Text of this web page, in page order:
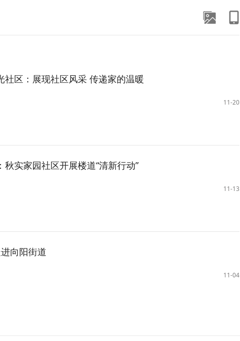
社区：展现社区风采 传递家的温暖
11-20
秋实家园社区开展楼道“清新行动”
11-13
向阳街道
11-04